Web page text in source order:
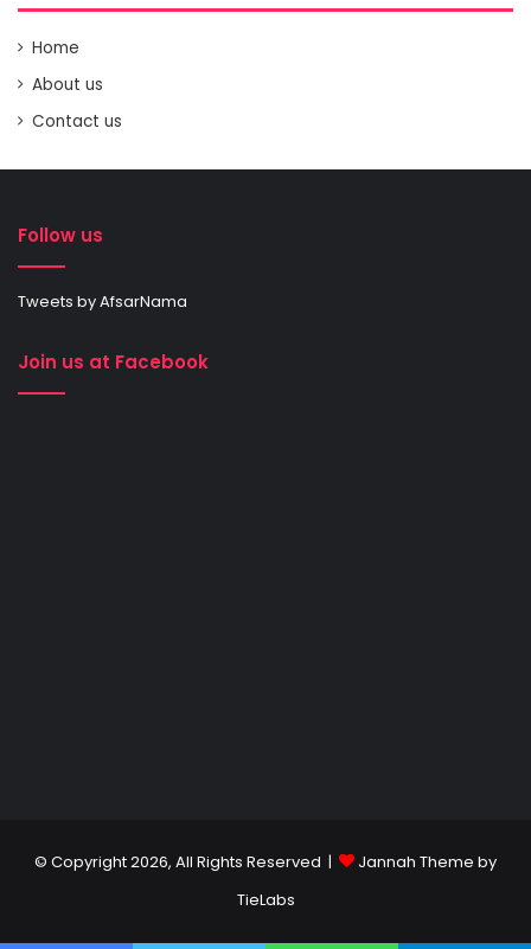
Home
About us
Contact us
Follow us
Tweets by AfsarNama
Join us at Facebook
© Copyright 2026, All Rights Reserved |
Jannah Theme by
TieLabs